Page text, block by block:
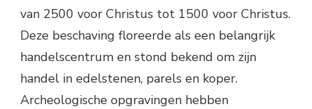
van 2500 voor Christus tot 1500 voor Christus.
Deze beschaving floreerde als een belangrijk
handelscentrum en stond bekend om zijn
handel in edelstenen, parels en koper.
Archeologische opgravingen hebben